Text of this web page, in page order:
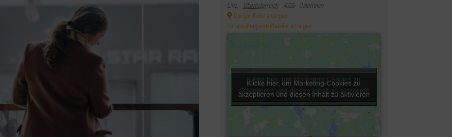
Linz, Oberösterreich 4020
Österreich
Google Karte anzeigen
Veranstaltungsort-Website anzeigen
Klicke hier, um Marketing-Cookies zu
akzeptieren und diesen Inhalt zu aktivieren
Klicke hier, um Marketing-Cookies zu
akzeptieren und diesen Inhalt zu aktivieren